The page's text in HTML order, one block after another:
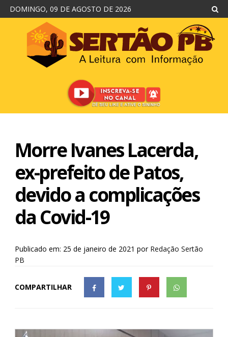
DOMINGO, 09 DE AGOSTO DE 2026
Morre Ivanes Lacerda,
ex-prefeito de Patos,
devido a complicações
da Covid-19
Publicado em: 25 de janeiro de 2021 por Redação Sertão
PB
COMPARTILHAR